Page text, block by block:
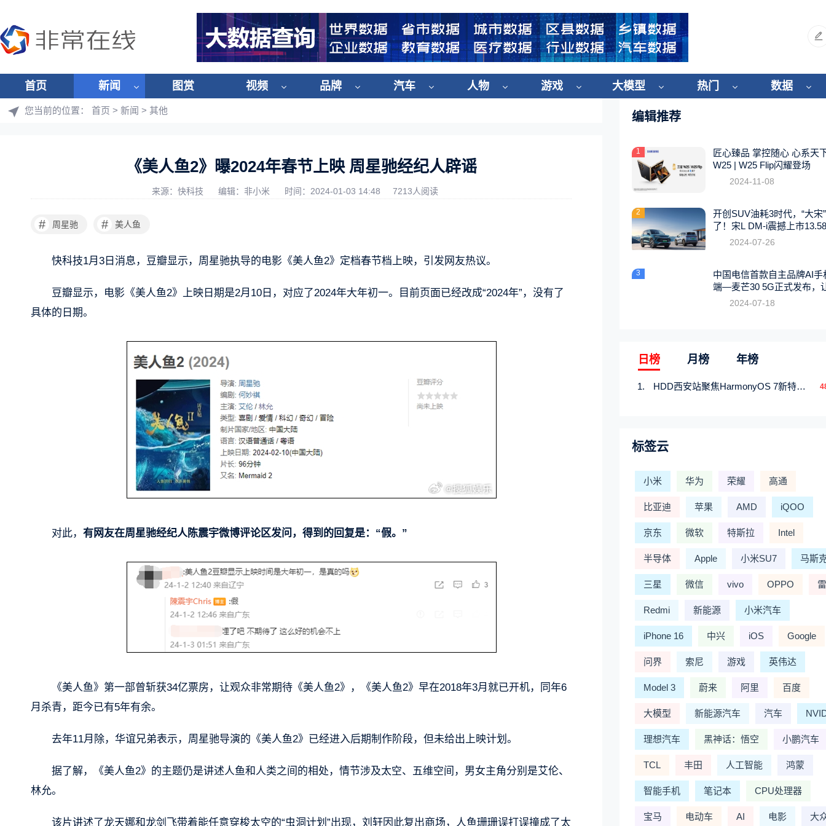
首页 新闻 图赏 视频 品牌 汽车 人物 游戏 大模型 热门 数据
您当前的位置： 首页 > 新闻 > 其他
《美人鱼2》曝2024年春节上映 周星驰经纪人辟谣
来源：快科技 编辑：非小米 时间：2024-01-03 14:48 7213人阅读
# 周星驰 # 美人鱼
快科技1月3日消息，豆瓣显示，周星驰执导的电影《美人鱼2》定档春节档上映，引发网友热议。
豆瓣显示，电影《美人鱼2》上映日期是2月10日，对应了2024年大年初一。目前页面已经改成“2024年”，没有了
具体的日期。
对此， 有网友在周星驰经纪人陈震宇微博评论区发问，得到的回复是：“假。”
《美人鱼》第一部曾斩获34亿票房，让观众非常期待《美人鱼2》，《美人鱼2》早在2018年3月就已开机，同年6
月杀青，距今已有5年有余。
去年11月除，华谊兄弟表示，周星驰导演的《美人鱼2》已经进入后期制作阶段，但未给出上映计划。
据了解，《美人鱼2》的主题仍是讲述人鱼和人类之间的相处，情节涉及太空、五维空间，男女主角分别是艾伦、
林允。
该片讲述了龙天娜和龙剑飞带着能任意穿梭太空的“虫洞计划”出现，刘轩因此复出商场，人鱼珊珊误打误撞成了太
编辑推荐
1
匠心臻品 掌控随心 心系天
W25 | W25 Flip闪耀登场
2024-11-08
2
开创SUV油耗3时代，“大宋
了！宋L DM-i震撼上市
2024-07-26
3
中国电信首款自主品牌AI手
端—麦芒30 5G正式发布，
触手可及
2024-07-18
日榜 月榜 年榜
HDD西安站聚焦HarmonyOS 7新特性，解锁从互联到智能的应用开发新范式
标签云
小米 华为 荣耀 高通
比亚迪 苹果 AMD iQOO
京东 微软 特斯拉 Intel
半导体 Apple 小米SU7 马斯
三星 微信 vivo OPPO
Redmi 新能源 小米汽车
iPhone 16 中兴 iOS Google
问界 索尼 游戏 英伟达
Model 3 蔚来 阿里 百度
大模型 新能源汽车 汽车
理想汽车 黑神话：悟空 小鹏汽车
TCL 丰田 人工智能 鸿蒙
智能手机 笔记本 CPU处理器
宝马 电动车 AI 电影 大